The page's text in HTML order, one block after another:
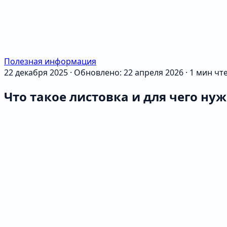
Полезная информация
22 декабря 2025 · Обновлено: 22 апреля 2026 · 1 мин
Что такое листовка и для чего